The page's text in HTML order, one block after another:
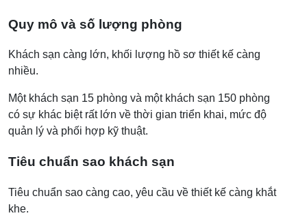
Quy mô và số lượng phòng
Khách sạn càng lớn, khối lượng hồ sơ thiết kế càng
nhiều.
Một khách sạn 15 phòng và một khách sạn 150 phòng
có sự khác biệt rất lớn về thời gian triển khai, mức độ
quản lý và phối hợp kỹ thuật.
Tiêu chuẩn sao khách sạn
Tiêu chuẩn sao càng cao, yêu cầu về thiết kế càng khắt
khe.